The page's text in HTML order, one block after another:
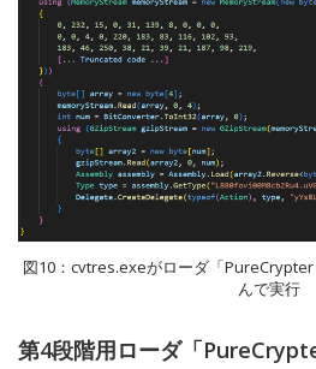
図10：cvtres.exeがローダ「
んで実行
第4段階用ローダ「